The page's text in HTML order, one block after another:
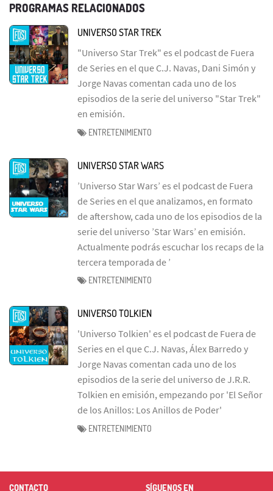
PROGRAMAS RELACIONADOS
UNIVERSO STAR TREK
"Universo Star Trek" es el podcast de Fuera
de Series en el que C.J. Navas, Dani Simón y
Jorge Navas comentan cada uno de los
episodios de la serie del universo "Star Trek"
en emisión.
ENTRETENIMIENTO
UNIVERSO STAR WARS
’Universo Star Wars’ es el podcast de Fuera
de Series en el que analizamos, en formato
de aftershow, cada uno de los episodios de la
serie del universo ’Star Wars’ en emisión.
Actualmente podrás escuchar los recaps de la
tercera temporada de ’
ENTRETENIMIENTO
UNIVERSO TOLKIEN
'Universo Tolkien' es el podcast de Fuera de
Series en el que C.J. Navas, Álex Barredo y
Jorge Navas comentan cada uno de los
episodios de la serie del universo de J.R.R.
Tolkien en emisión, empezando por 'El Señor
de los Anillos: Los Anillos de Poder'
ENTRETENIMIENTO
CONTACTO SÍGUENOS EN